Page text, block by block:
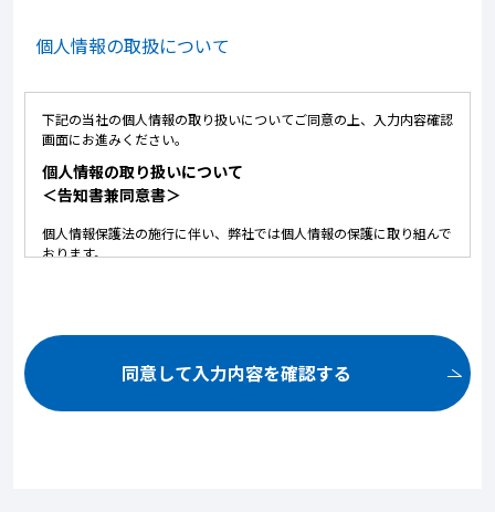
個人情報の取扱について
下記の当社の個人情報の取り扱いについてご同意の上、入力内容確認
画面にお進みください。
個人情報の取り扱いについて
＜告知書兼同意書＞
個人情報保護法の施行に伴い、弊社では個人情報の保護に取り組んで
おります。
お問い合せ頂いた内容に関して、必要な書類の郵送のため。
同意して入力内容を確認する